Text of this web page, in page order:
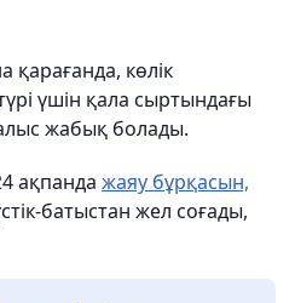
көлік
үшін қала сыртындағы
жабық болады.
ақпанда жаяу бұрқасын,
батыстан жел соғады,